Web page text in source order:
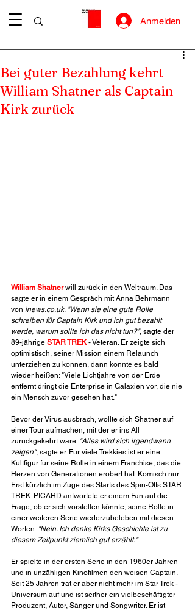
Anmelden
Bei guter Bezahlung kehrt
William Shatner als Captain
Kirk zurück
William Shatner will zurück in den Weltraum. Das
sagte er in einem Gespräch mit Anna Behrmann
von inews.co.uk. "Wenn sie eine gute Rolle
schreiben für Captain Kirk und ich gut bezahlt
werde, warum sollte ich das nicht tun?", sagte der
89-jährige STAR TREK - Veteran. Er zeigte sich
optimistisch, seiner Mission einem Relaunch
unterziehen zu können, dann könnte es bald
wieder heißen: "Viele Lichtjahre von der Erde
entfernt dringt die Enterprise in Galaxien vor, die nie
ein Mensch zuvor gesehen hat."
Bevor der Virus ausbrach, wollte sich Shatner auf
einer Tour aufmachen, mit der er ins All
zurückgekehrt wäre. "Alles wird sich irgendwann
zeigen", sagte er. Für viele Trekkies ist er eine
Kultfigur für seine Rolle in einem Franchise, das die
Herzen von Generationen erobert hat. Komisch nur:
Erst kürzlich im Zuge des Starts des Spin-Offs STAR
TREK: PICARD antwortete er einem Fan auf die
Frage, ob er sich vorstellen könnte, seine Rolle in
einer weiteren Serie wiederzubeleben mit diesen
Worten: "Nein. Ich denke Kirks Geschichte ist zu
diesem Zeitpunkt ziemlich gut erzählt."
Er spielte in der ersten Serie in den 1960er Jahren
und in unzähligen Kinofilmen den weisen Captain.
Seit 25 Jahren trat er aber nicht mehr im Star Trek -
Universum auf und ist seither ein vielbeschäftigter
Produzent, Autor, Sänger und Songwriter. Er ist